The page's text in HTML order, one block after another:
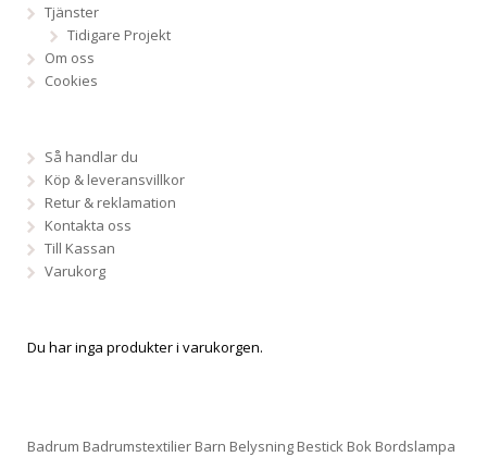
Tjänster
Tidigare Projekt
Om oss
Cookies
Så handlar du
Köp & leveransvillkor
Retur & reklamation
Kontakta oss
Till Kassan
Varukorg
Du har inga produkter i varukorgen.
Badrum Badrumstextilier Barn Belysning Bestick Bok Bordslampa